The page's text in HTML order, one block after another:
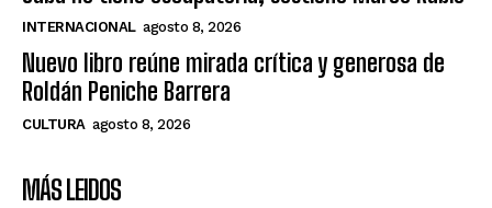
INTERNACIONAL agosto 8, 2026
Nuevo libro reúne mirada crítica y generosa de
Roldán Peniche Barrera
CULTURA agosto 8, 2026
MÁS LEIDOS